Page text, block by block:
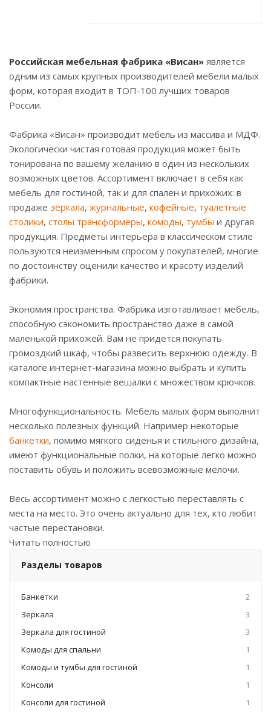
Российская мебельная фабрика «Висан» является
одним из самых крупных производителей мебели малых
форм, которая входит в ТОП-100 лучших товаров
России.
Фабрика «Висан» производит мебель из массива и МДФ.
Экологически чистая готовая продукция может быть
тонирована по вашему желанию в один из нескольких
возможных цветов. Ассортимент включает в себя как
мебель для гостиной, так и для спален и прихожих: в
продаже зеркала, журнальные, кофейные, туалетные
столики, столы трансформеры, комоды, тумбы и другая
продукция. Предметы интерьера в классическом стиле
пользуются неизменным спросом у покупателей, многие
по достоинству оценили качество и красоту изделий
фабрики.
Экономия пространства. Фабрика изготавливает мебель,
способную сэкономить пространство даже в самой
маленькой прихожей. Вам не придется покупать
громоздкий шкаф, чтобы развесить верхнюю одежду. В
каталоге интернет-магазина можно выбрать и купить
компактные настенные вешалки с множеством крючков.
Многофункциональность. Мебель малых форм выполнит
несколько полезных функций. Например некоторые
банкетки, помимо мягкого сиденья и стильного дизайна,
имеют функциональные полки, на которые легко можно
поставить обувь и положить всевозможные мелочи.
Весь ассортимент можно с легкостью переставлять с
места на место. Это очень актуально для тех, кто любит
частые перестановки.
Читать полностью
Разделы товаров
Банкетки
2
Зеркала
3
Зеркала для гостиной
3
Комоды для спальни
1
Комоды и тумбы для гостиной
1
Консоли
1
Консоли для гостиной
1